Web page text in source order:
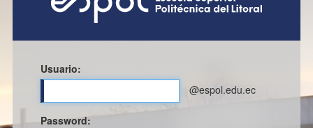
Usuario:
@espol.edu.ec
Password: